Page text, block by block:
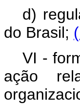
d)
do Brasil;
VI -
ação